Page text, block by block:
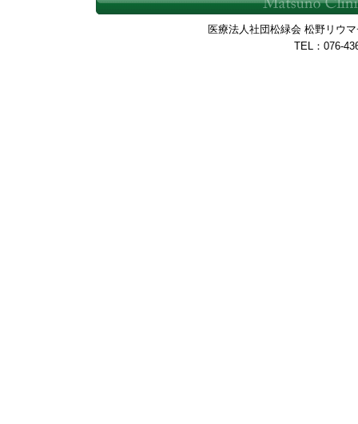
医療法人社団松緑会 松野リウ
TEL：076-